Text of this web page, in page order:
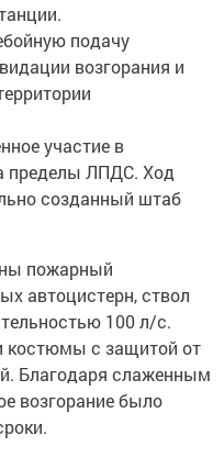
подачу
возгорания и
участие в
пределы ЛПДС. Ход
созданный штаб
пожарный
автоцистерн, ствол
100 л/с.
костюмы с защитой от
Благодаря слаженным
возгорание было